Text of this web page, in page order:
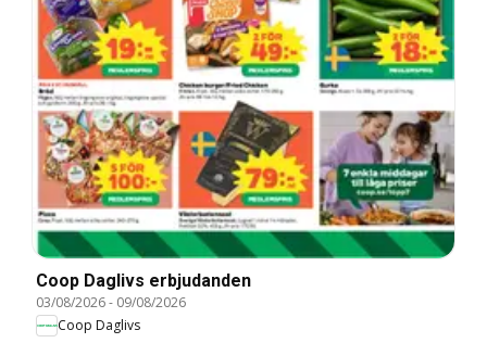
Coop Daglivs erbjudanden
03/08/2026- 09/08/2026
Coop Daglivs